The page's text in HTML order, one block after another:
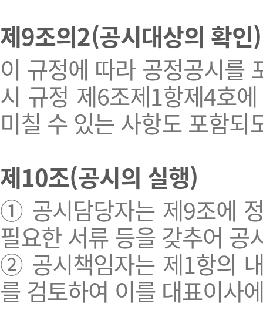
제9조의2(공시대상의 확인)
이 규정에 따라 공정공시를
시 규정 제6조제1항제4호
미칠 수 있는 사항도 포함되
제10조(공시의 실행)
① 공시담당자는 제9조에
필요한 서류 등을 갖추어 공
② 공시책임자는 제1항의
를 검토하여 이를 대표이사